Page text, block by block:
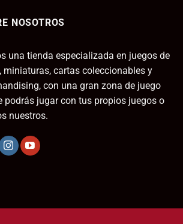
NOSOTROS
una tienda especializada en juegos de
miniaturas, cartas coleccionables y
con una gran zona de juego
podrás jugar con tus propios juegos o
nuestros.